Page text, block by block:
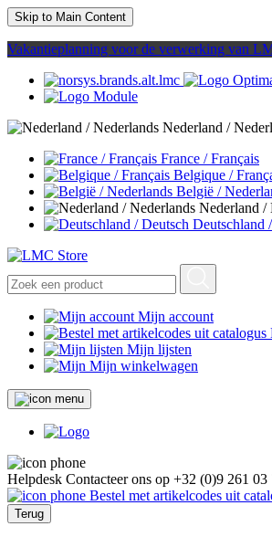
Skip to Main Content
Vakantieplanning voor de verwerking van
Nederland /
France / Français
Belgique /
België /
Nederland /
Deutschland
Mijn account
Mijn lijsten
Mijn winkelwagen
Helpdesk Contacteer ons op +32 (0)9 261 03
Bestel met artikelcodes uit
Terug